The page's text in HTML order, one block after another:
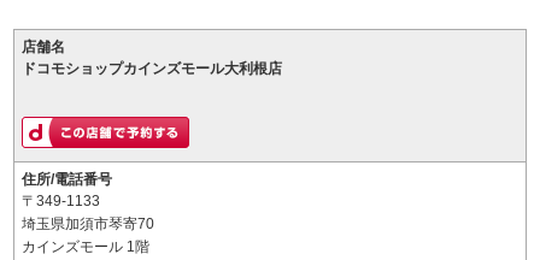
店舗名
ドコモショップカインズモール大利根店
住所/電話番号
〒349-1133
埼玉県加須市琴寄70
カインズモール 1階